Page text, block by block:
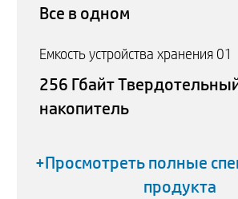
Все в одном
Емкость устройства хранения 01
256 Гбайт
накопитель
+Просмотреть полные
продукта